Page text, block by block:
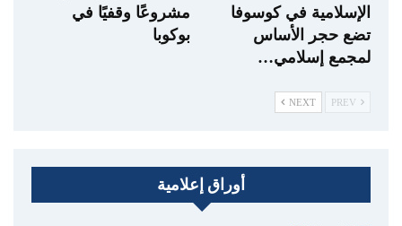
الإسلامية في كوسوفا
تضع حجر الأساس
لمجمع إسلامي…
مشروعًا وقفيًا في
بوكوبا
NEXT
أوراق إعلامية